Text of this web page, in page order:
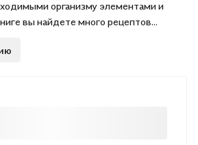
организму элементами и
вы найдете много рецептов
и запеченных капусты, свеклы,
аппетита! .